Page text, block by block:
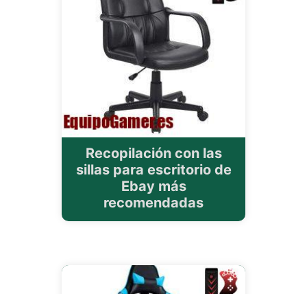
Recopilación con las
sillas para escritorio de
Ebay más
recomendadas